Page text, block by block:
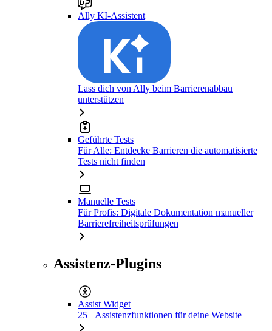
Ally KI-Assistent
Lass dich von Ally beim Barrierenabbau
unterstützen
Geführte Tests
Für Alle: Entdecke Barrieren die automatisierte
Tests nicht finden
Manuelle Tests
Für Profis: Digitale Dokumentation manueller
Barrierefreiheitsprüfungen
Assistenz-Plugins
Assist Widget
25+ Assistenzfunktionen für deine Website